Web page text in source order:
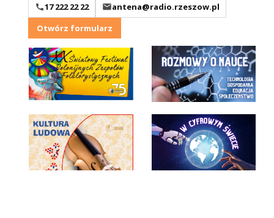
17 222 22 22
antena@radio.rzeszow.pl
Otwórz formularz